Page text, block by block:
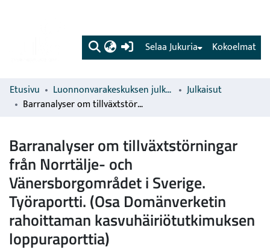
(current) Kokoelmat
Selaa Jukuria
Etusivu Luonnonvarakeskuksen julkaisut
Julkaisut
Barranalyser om tillväxtstörningar från Norrtälje- och Vänersborgområdet i Sverige. Työraportti. (Osa Domänverketin rahoittaman kasvuhäiriötutkimuksen loppuraporttia)
Barranalyser om tillväxtstörningar
från Norrtälje- och
Vänersborgområdet i Sverige.
Työraportti. (Osa Domänverketin
rahoittaman kasvuhäiriötutkimuksen
loppuraporttia)